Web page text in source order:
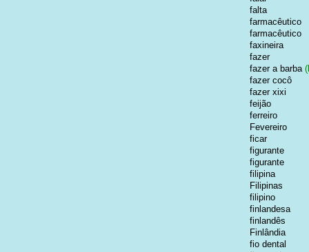
falta
farmacêutico
farmacêutico
faxineira
fazer
fazer a barba
fazer cocô
fazer xixi
feijão
ferreiro
Fevereiro
ficar
figurante
figurante
filipina
Filipinas
filipino
finlandesa
finlandês
Finlândia
fio dental